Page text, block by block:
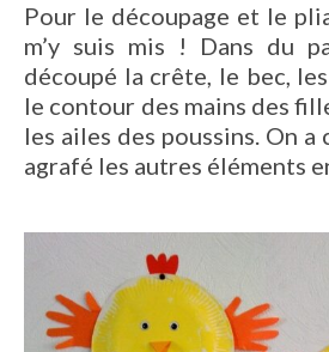
Pour le découpage et le
m’y suis mis ! Dans du
découpé la crête, le bec,
le contour des mains des
les ailes des poussins. On a
agrafé les autres éléments